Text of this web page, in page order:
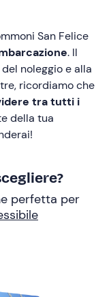
San Felice
. Il
noleggio e alla
ricordiamo che
tra tutti i
della tua
perfetta per